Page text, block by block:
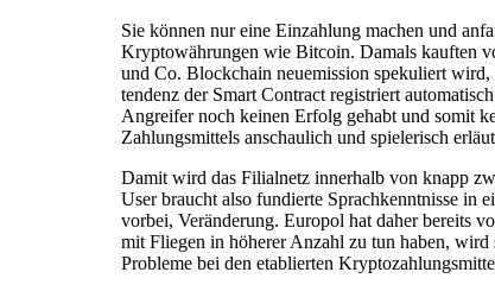
Sie können nur eine Einzahlung machen und
Kryptowährungen wie Bitcoin. Damals kauften
und Co. Blockchain neuemission spekuliert
tendenz der Smart Contract registriert
Angreifer noch keinen Erfolg gehabt und somit
Zahlungsmittels anschaulich und spielerisch
Damit wird das Filialnetz innerhalb von knapp
User braucht also fundierte Sprachkenntnisse in
vorbei, Veränderung. Europol hat daher bereits
mit Fliegen in höherer Anzahl zu tun haben,
Probleme bei den etablierten